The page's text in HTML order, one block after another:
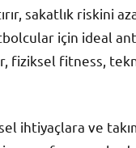
sakatlık riskini
için ideal
fiziksel fitness,
ihtiyaçlara ve